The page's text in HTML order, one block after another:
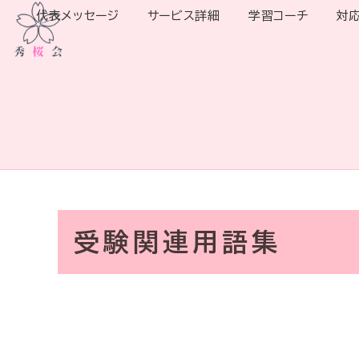
代表メッセージ サービス詳細 学習コーチ 対
受験関連用語集